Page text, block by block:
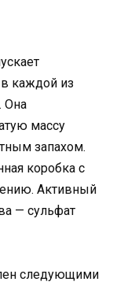
каждой из
Она
массу
запахом.
коробка с
Активный
— сульфат
следующими